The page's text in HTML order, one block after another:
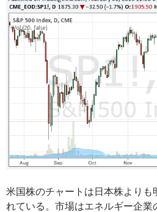
米国株のチャートは日本株よりも
れている。市場はエネルギー企